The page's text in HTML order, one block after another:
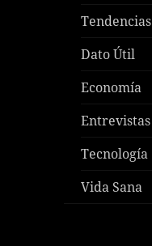
Tendencias
Dato Útil
Economía
Entrevistas
Tecnología
Vida Sana